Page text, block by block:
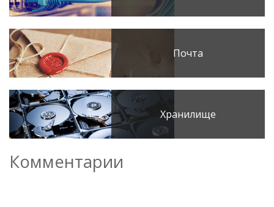
Почта
Хранилище
Комментарии